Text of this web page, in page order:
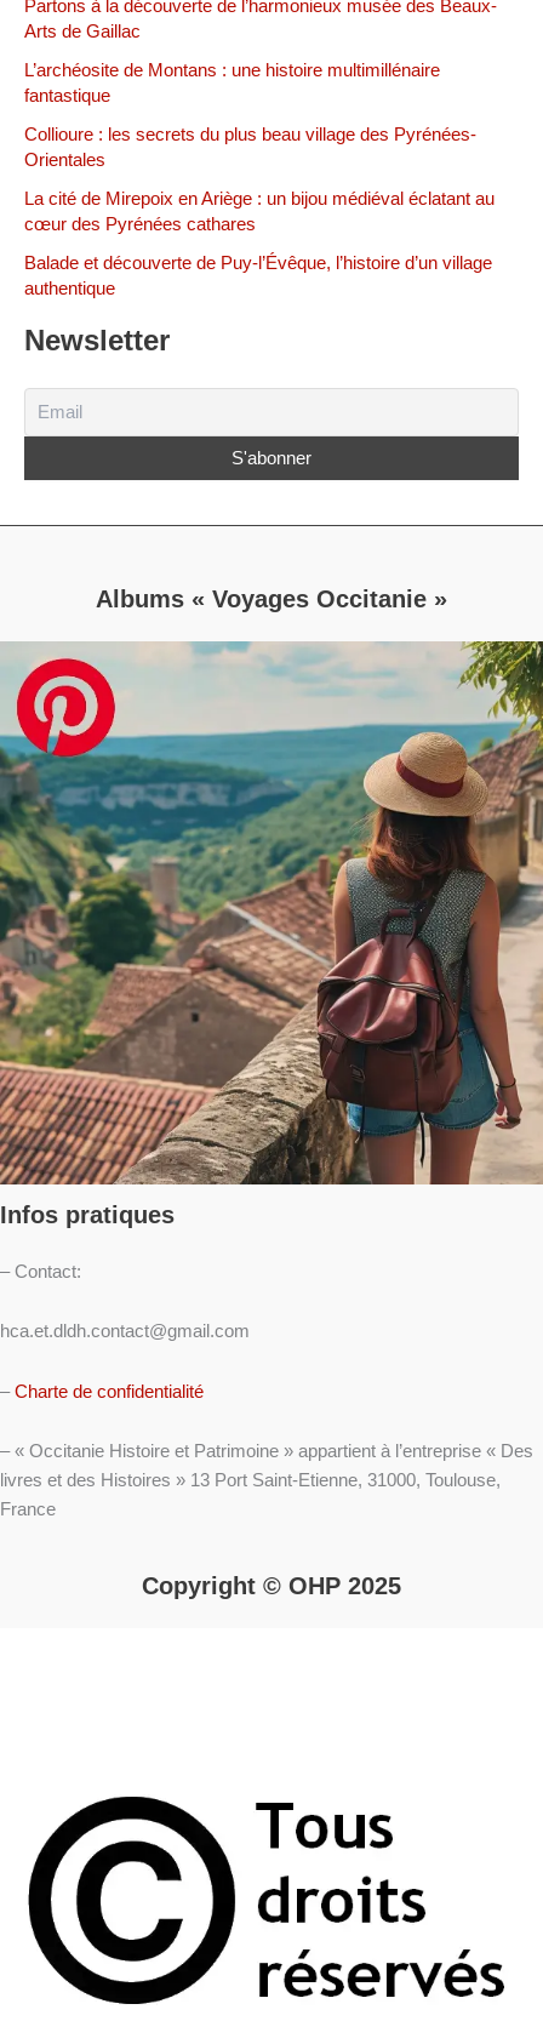
Partons à la découverte de l’harmonieux musée des Beaux-
Arts de Gaillac
L’archéosite de Montans : une histoire multimillénaire
fantastique
Collioure : les secrets du plus beau village des Pyrénées-
Orientales
La cité de Mirepoix en Ariège : un bijou médiéval éclatant au
cœur des Pyrénées cathares
Balade et découverte de Puy-l’Évêque, l’histoire d’un village
authentique
Newsletter
Albums « Voyages Occitanie »
Infos pratiques
– Contact:
hca.et.dldh.contact@gmail.com
–Charte de confidentialité
– « Occitanie Histoire et Patrimoine » appartient à l’entreprise « Des
livres et des Histoires » 13 Port Saint-Etienne, 31000, Toulouse,
France
Copyright © OHP 2025